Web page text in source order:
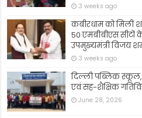
3 weeks ago
कबीरधाम को मिली
50 एमबीबीएस सीटों
उपमुख्यमंत्री विजय
3 weeks ago
दिल्ली पब्लिक स्कूल,
एवं सह-शैक्षिक
June 28, 2026